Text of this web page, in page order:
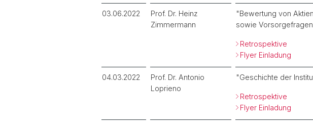
03.06.2022
Prof. Dr. Heinz
Zimmermann
"Bewertung von
sowie
Retrospektive
Flyer Einladung
04.03.2022
Prof. Dr. Antonio
Loprieno
"Geschichte der
Retrospektive
Flyer Einladung